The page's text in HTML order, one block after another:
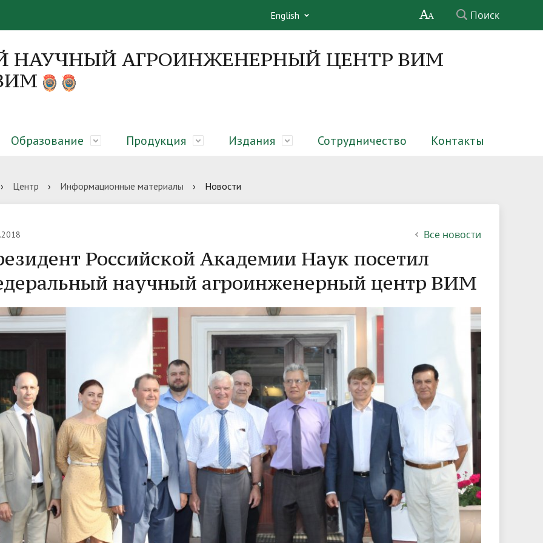
English Поиск
НАУЧНЫЙ АГРОИНЖЕНЕРНЫЙ ЦЕНТР ВИМ
Руководство
Диссертационные советы
Образование
об образовательном
Абитуриенту
Продукция
закрытого грунта,
микроклиматическая
Оборудование для молочных ферм
Издания
Монографии
Сотрудничество Контакты
› Центр › Информационные материалы › Новости
Все новости
Российской Академии Наук посетил
научный агроинженерный центр ВИМ